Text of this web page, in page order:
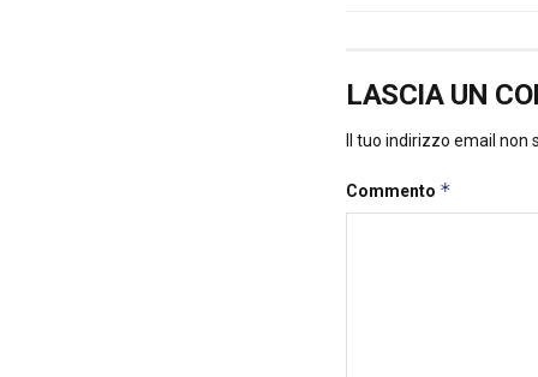
LASCIA UN
Il tuo indirizzo email non
Commento *